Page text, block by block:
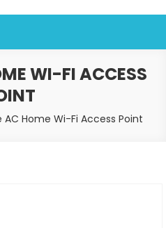
WI-FI ACCESS
AC Home Wi-Fi Access Point